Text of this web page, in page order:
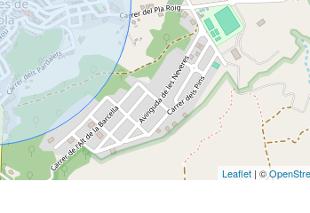
Leaflet | ©